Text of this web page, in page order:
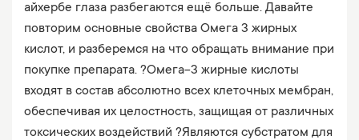
айхербе глаза разбегаются ещё больше. Давайте
повторим основные свойства Омега 3 жирных
кислот, и разберемся на что обращать внимание при
покупке препарата. ?Омега-3 жирные кислоты
входят в состав абсолютно всех клеточных мембран,
обеспечивая их целостность, защищая от различных
токсических воздействий ?Являются субстратом для